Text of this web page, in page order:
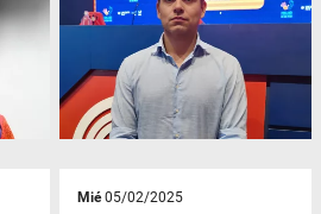
Mié05/02/2025